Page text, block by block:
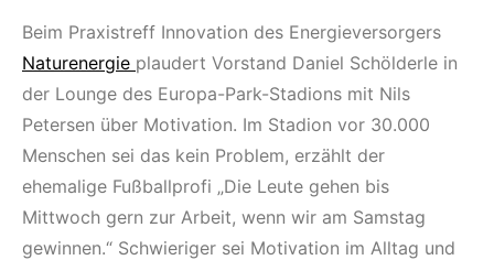
Beim Praxistreff Innovation des Energieversorgers
Naturenergie plaudert Vorstand Daniel Schölderle in
der Lounge des Europa-Park-Stadions mit Nils
Petersen über Motivation. Im Stadion vor 30.000
Menschen sei das kein Problem, erzählt der
ehemalige Fußballprofi „Die Leute gehen bis
Mittwoch gern zur Arbeit, wenn wir am Samstag
gewinnen.“ Schwieriger sei Motivation im Alltag und